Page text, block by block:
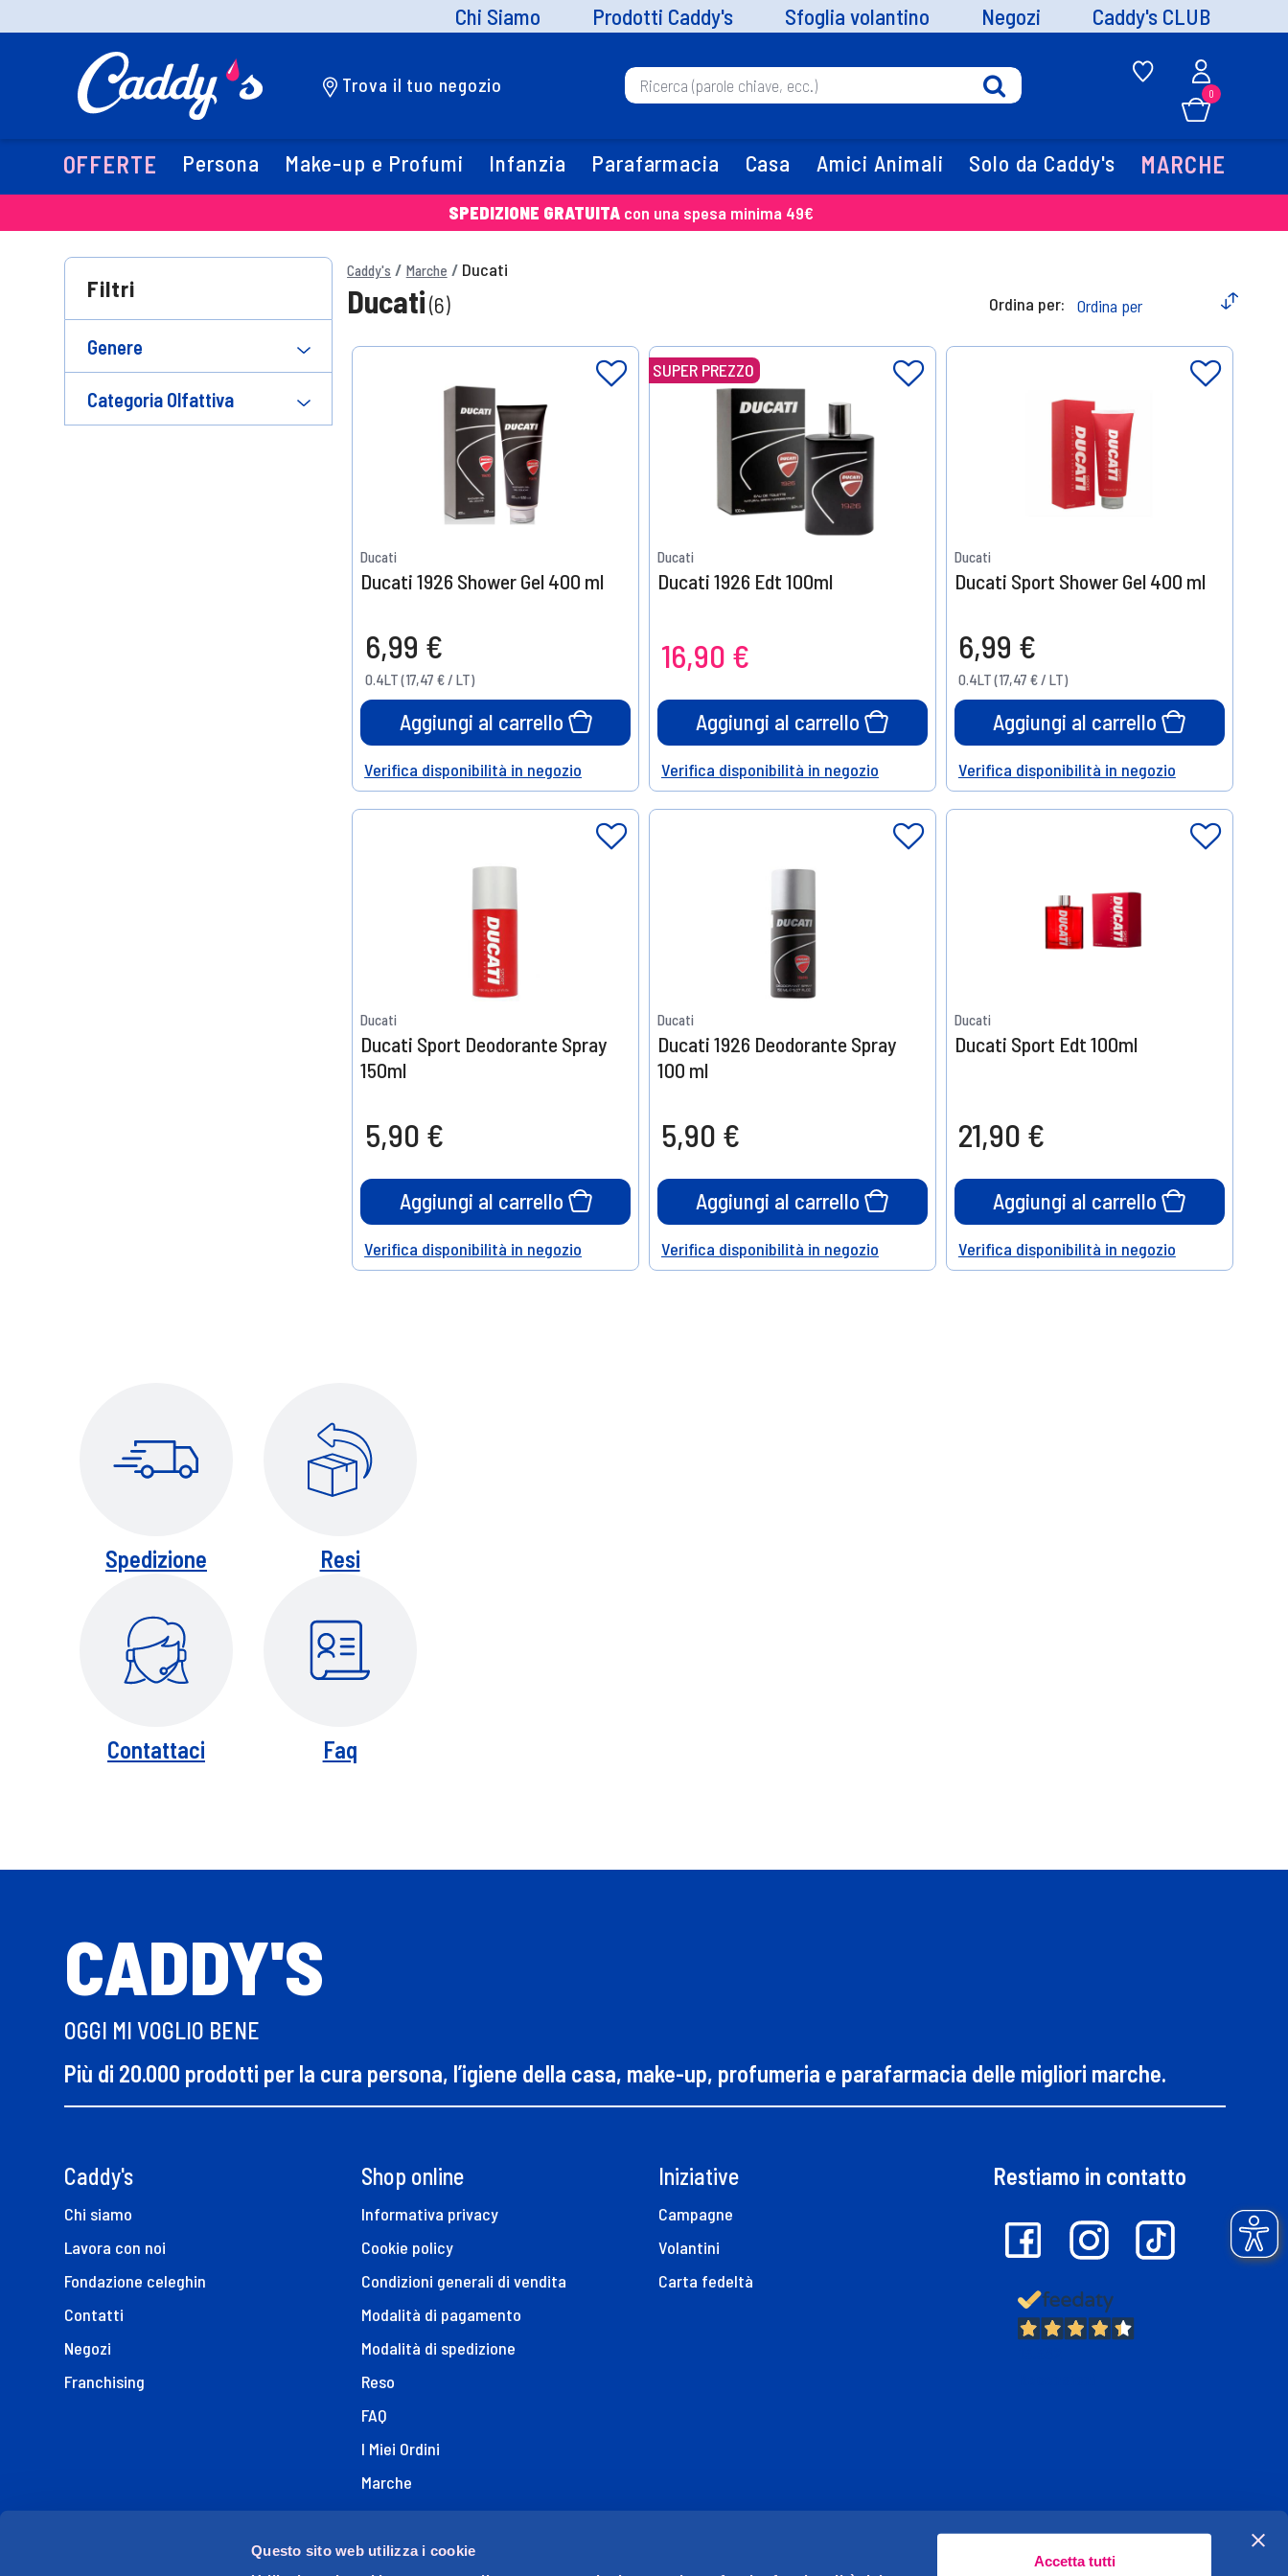
Questo sito web utilizza i cookie
Accetta tutti
Chi Siamo Prodotti Caddy's Sfoglia volantino Negozi Caddy's CLUB
Trova il tuo negozio 0
OFFERTE Persona Make-up e Profumi Infanzia Parafarmacia Casa Amici Animali Solo da Caddy's MARCHE
SPEDIZIONE GRATUITA con una spesa minima 49€
Filtri
Genere
Categoria Olfattiva
Caddy's Marche Ducati
Ducati(6) Ordina per:
Ducati
Ducati 1926 Shower Gel 400 ml
6,99 €
0.4LT (17,47 € / LT)
Aggiungi al carrello
Help
Verifica disponibilità in negozio
SUPER PREZZO
Ducati
Ducati 1926 Edt 100ml
16,90 €
Aggiungi al carrello
Help
Verifica disponibilità in negozio
Ducati
Ducati Sport Shower Gel 400 ml
6,99 €
0.4LT (17,47 € / LT)
Aggiungi al carrello
Help
Verifica disponibilità in negozio
Ducati
Ducati Sport Deodorante Spray
150ml
5,90 €
Aggiungi al carrello
Help
Verifica disponibilità in negozio
Ducati
Ducati 1926 Deodorante Spray
100 ml
5,90 €
Aggiungi al carrello
Help
Verifica disponibilità in negozio
Ducati
Ducati Sport Edt 100ml
21,90 €
Aggiungi al carrello
Help
Verifica disponibilità in negozio
Spedizione Resi
Contattaci Faq
CADDY'S
OGGI MI VOGLIO BENE
Più di 20.000 prodotti per la cura persona, l’igiene della casa, make-up, profumeria e parafarmacia delle migliori marche.
Caddy's
Chi siamo
Lavora con noi
Fondazione celeghin
Contatti
Negozi
Franchising
Shop online
Informativa privacy
Cookie policy
Condizioni generali di vendita
Modalità di pagamento
Modalità di spedizione
Reso
FAQ
I Miei Ordini
Marche
Dichiarazione di Accessibilità
Iniziative
Campagne
Volantini
Carta fedeltà
Restiamo in contatto